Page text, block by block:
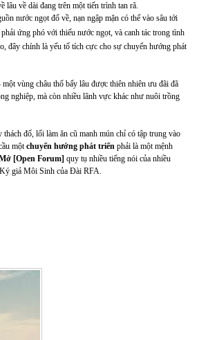
lâu về dài đang trên một tiến trình tan rã.
nước ngọt đổ về, nạn ngập mặn có thể vào sâu tới
ứng phó với thiếu nước ngọt, và canh tác trong tình
đây chính là yếu tố tích cực cho sự chuyển hướng phát
vùng châu thổ bấy lâu được thiên nhiên ưu đãi đã
nghiệp, mà còn nhiều lãnh vực khác như nuôi trồng
đố, lối làm ăn cũ manh mún chỉ có tập trung vào
mộtchuyển hướng phát triển phải là một mệnh
[Open Forum] quy tụ nhiều tiếng nói của nhiều
giả Môi Sinh của Đài RFA.